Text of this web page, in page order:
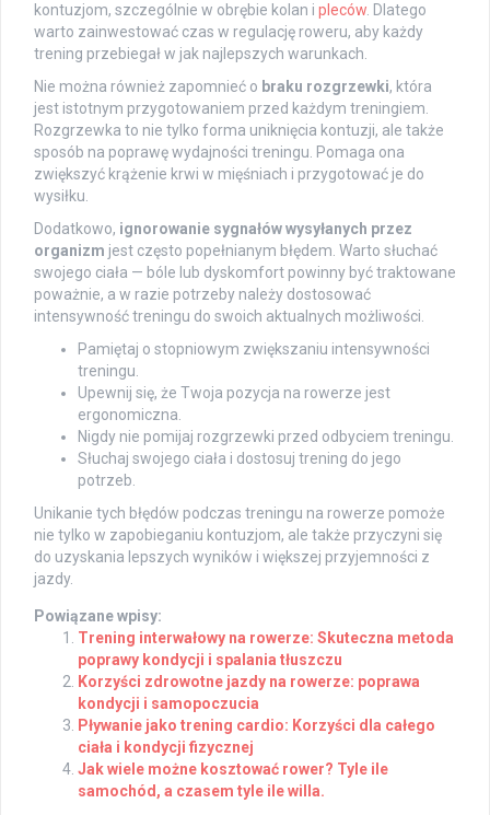
kontuzjom, szczególnie w obrębie kolan i pleców. Dlatego
warto zainwestować czas w regulację roweru, aby każdy
trening przebiegał w jak najlepszych warunkach.
Nie można również zapomnieć o braku rozgrzewki, która
jest istotnym przygotowaniem przed każdym treningiem.
Rozgrzewka to nie tylko forma uniknięcia kontuzji, ale także
sposób na poprawę wydajności treningu. Pomaga ona
zwiększyć krążenie krwi w mięśniach i przygotować je do
wysiłku.
Dodatkowo, ignorowanie sygnałów wysyłanych przez
organizm jest często popełnianym błędem. Warto słuchać
swojego ciała — bóle lub dyskomfort powinny być traktowane
poważnie, a w razie potrzeby należy dostosować
intensywność treningu do swoich aktualnych możliwości.
Pamiętaj o stopniowym zwiększaniu intensywności
treningu.
Upewnij się, że Twoja pozycja na rowerze jest
ergonomiczna.
Nigdy nie pomijaj rozgrzewki przed odbyciem treningu.
Słuchaj swojego ciała i dostosuj trening do jego
potrzeb.
Unikanie tych błędów podczas treningu na rowerze pomoże
nie tylko w zapobieganiu kontuzjom, ale także przyczyni się
do uzyskania lepszych wyników i większej przyjemności z
jazdy.
Powiązane wpisy:
Trening interwałowy na rowerze: Skuteczna metoda
poprawy kondycji i spalania tłuszczu
Korzyści zdrowotne jazdy na rowerze: poprawa
kondycji i samopoczucia
Pływanie jako trening cardio: Korzyści dla całego
ciała i kondycji fizycznej
Jak wiele możne kosztować rower? Tyle ile
samochód, a czasem tyle ile willa.